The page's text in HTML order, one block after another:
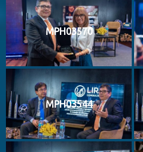
MPH03570
MPH03544